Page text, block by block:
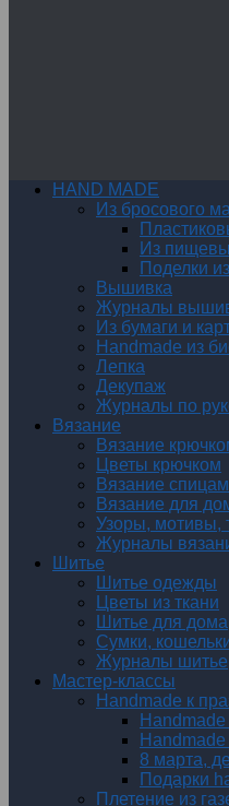
HAND MADE
Из бросового
Из
Поделки
Вышивка
Журналы
Из бумаги и
Handmade из
Лепка
Декупаж
Журналы по
Вязание
Вязание
Цветы крючком
Вязание
Вязание для
Узоры, мотивы,
Журналы
Шитье
Шитье одежды
Цветы из ткани
Шитье для дома
Сумки,
Журналы шитье
Мастер-классы
Handmade к
8 марта,
Подарки
Плетение из